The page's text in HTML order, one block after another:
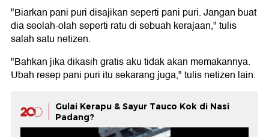
"Biarkan pani puri disajikan seperti pani puri. Jangan buat
dia seolah-olah seperti ratu di sebuah kerajaan," tulis
salah satu netizen.
"Bahkan jika dikasih gratis aku tidak akan memakannya.
Ubah resep pani puri itu sekarang juga," tulis netizen lain.
Gulai Kerapu & Sayur Tauco Kok di Nasi
Padang?